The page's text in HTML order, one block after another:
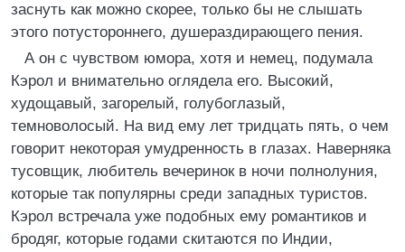
заснуть как можно скорее, только бы не слышать
этого потустороннего, душераздирающего пения.
А он с чувством юмора, хотя и немец, подумала
Кэрол и внимательно оглядела его. Высокий,
худощавый, загорелый, голубоглазый,
темноволосый. На вид ему лет тридцать пять, о чем
говорит некоторая умудренность в глазах. Наверняка
тусовщик, любитель вечеринок в ночи полнолуния,
которые так популярны среди западных туристов.
Кэрол встречала уже подобных ему романтиков и
бродяг, которые годами скитаются по Индии,